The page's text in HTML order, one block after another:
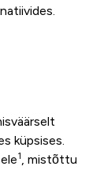
küpsises.
1
, mistõttu